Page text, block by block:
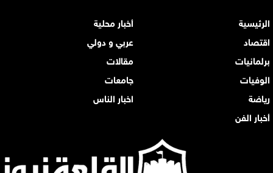
الرئيسية
أخبار محلية
اقتصاد
عربي و دولي
برلمانيات
مقالات
الوفيات
جامعات
رياضة
اخبار الناس
أخبار الفن